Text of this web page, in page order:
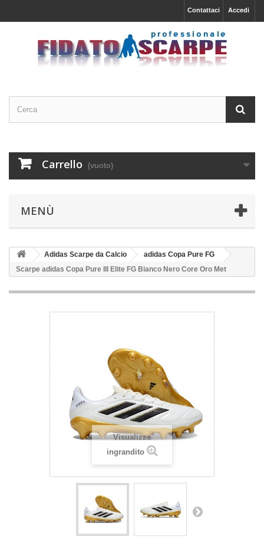
Accedi
Contattaci
Carrello (vuoto)
MENÙ
Adidas Scarpe da Calcio
adidas Copa Pure FG
Scarpe adidas Copa Pure III Elite FG Bianco Nero Core Oro Met
Visualizza
ingrandito